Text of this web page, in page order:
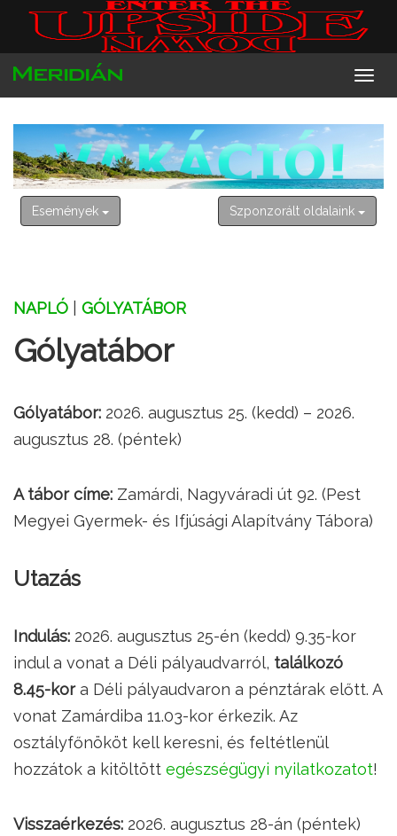
2026. augusztus 9. vasárnap
Emőd
Események Szponzorált oldalaink
NAPLÓ GÓLYATÁBOR
Gólyatábor
Gólyatábor: 2026. augusztus 25. (kedd) – 2026.
augusztus 28. (péntek)
A tábor címe: Zamárdi, Nagyváradi út 92. (Pest
Megyei Gyermek- és Ifjúsági Alapítvány Tábora)
Utazás
Indulás: 2026. augusztus 25-én (kedd) 9.35-kor
indul a vonat a Déli pályaudvarról, találkozó
8.45-kora Déli pályaudvaron a pénztárak előtt. A
vonat Zamárdiba 11.03-kor érkezik. Az
osztályfőnököt kell keresni, és feltétlenül
hozzátok a kitöltött egészségügyi nyilatkozatot!
Visszaérkezés: 2026. augusztus 28-án (péntek)